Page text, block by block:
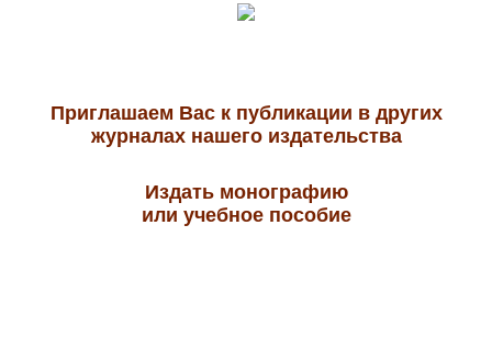
Приглашаем Вас к публикации в других
журналах нашего издательства
Издать монографию
или учебное пособие